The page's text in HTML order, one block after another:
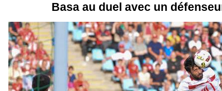
Basa au duel avec un